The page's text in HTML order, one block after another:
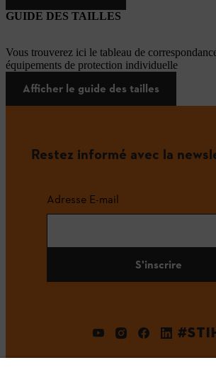
GUIDE DES TAILLES
Vous trouverez ici le tableau de
équipements de protection individuelle
Afficher le guide des tailles
Restez informé avec la
Adresse E-mail
S'inscrire